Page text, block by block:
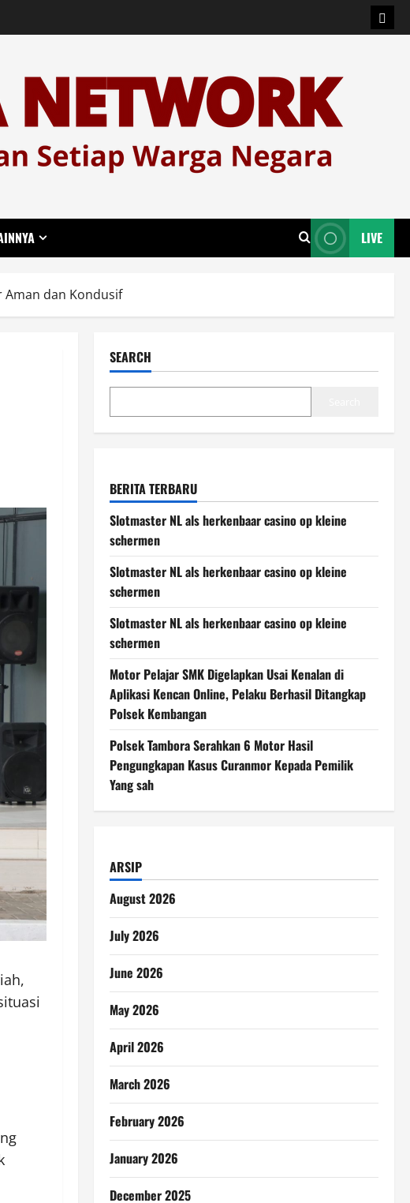
LIVE
Aman dan Kondusif
SEARCH
BERITA TERBARU
Slotmaster NL als herkenbaar casino op kleine
schermen
Slotmaster NL als herkenbaar casino op kleine
schermen
Slotmaster NL als herkenbaar casino op kleine
schermen
Motor Pelajar SMK Digelapkan Usai Kenalan di
Aplikasi Kencan Online, Pelaku Berhasil Ditangkap
Polsek Kembangan
Polsek Tambora Serahkan 6 Motor Hasil
Pengungkapan Kasus Curanmor Kepada Pemilik
Yang sah
ARSIP
August 2026
July 2026
June 2026
May 2026
April 2026
March 2026
February 2026
January 2026
December 2025